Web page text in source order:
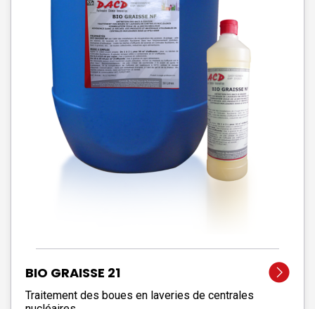
BIO GRAISSE 21
Traitement des boues en laveries de centrales